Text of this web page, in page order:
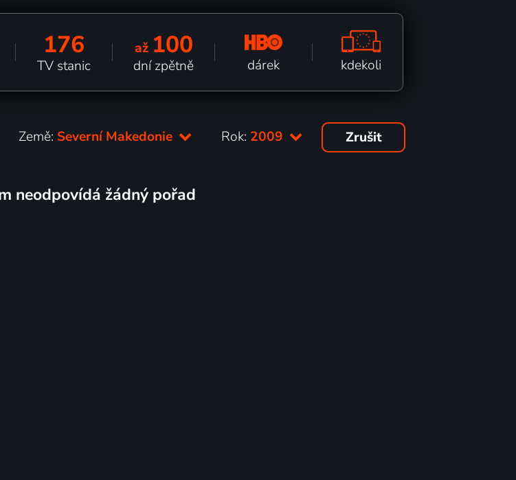
176
TV stanic
až 100
dní zpětně dárek kdekoli
Země: Severní Makedonie Rok: 2009 Zrušit
neodpovídá žádný pořad